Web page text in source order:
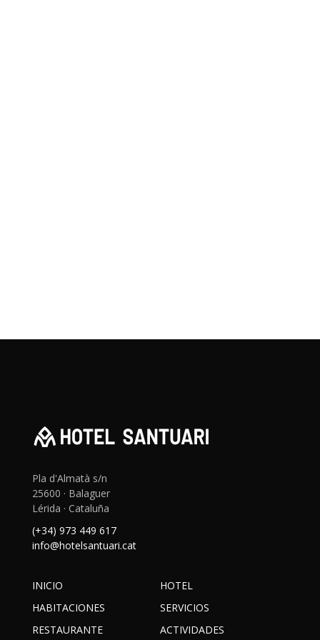
Pla d'Almatà s/n
25600 · Balaguer
Lérida · Cataluña
(+34) 973 449 617
info@hotelsantuari.cat
INICIO
HOTEL
HABITACIONES
SERVICIOS
RESTAURANTE
ACTIVIDADES